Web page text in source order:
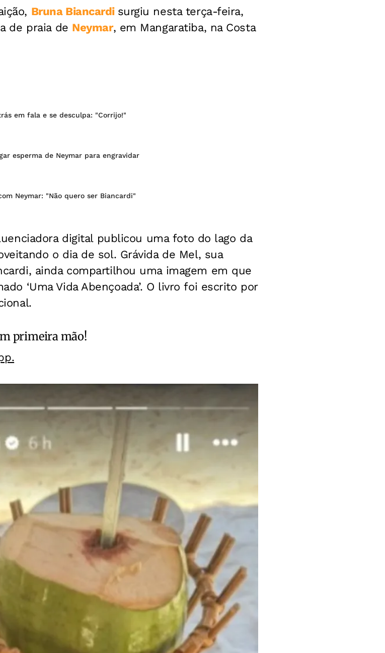
Bruna Biancardi surgiu nesta terça-feira,
de praia de Neymar, em Mangaratiba, na Costa
em fala e se desculpa: "Corrijo!"
esperma de Neymar para engravidar
Neymar: "Não quero ser Biancardi"
digital publicou uma foto do lago da
o dia de sol. Grávida de Mel, sua
ainda compartilhou uma imagem em que
‘Uma Vida Abençoada’. O livro foi escrito por
primeira mão!